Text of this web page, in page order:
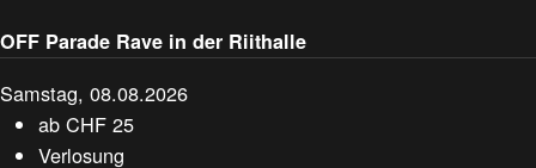
OFF Parade Rave in der Riithalle
Samstag, 08.08.2026
abCHF 25
Verlosung